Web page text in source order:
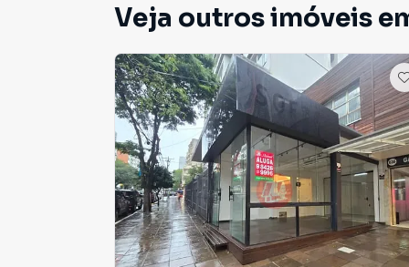
Veja outros imóveis